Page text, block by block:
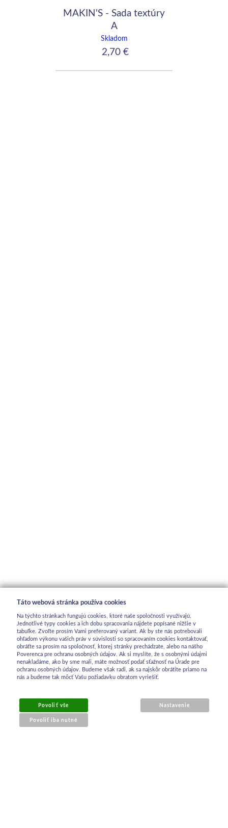
MAKIN'S - Sada textúry
A
Skladom
2,70 €
OBCHODNÉ INFORMÁCIE
Obchodné podmienky
Táto webová stránka používa cookies
Na týchto stránkach fungujú cookies, ktoré naše spoločnosti využívajú.
Jednotlivé typy cookies a ich dobu spracovania nájdete popísané nižšie v
tabuľke. Zvoľte prosím Vami preferovaný variant. Ak by ste nás potrebovali
ohľadom výkonu vašich práv v súvislosti so spracovaním cookies kontaktovať,
obráťte sa prosím na spoločnosť, ktorej stránky prechádzate, alebo na nášho
Poverenca pre ochranu osobných údajov. Ak si myslíte, že s osobnými údajmi
nenakladáme, ako by sme mali, máte možnosť podať sťažnosť na Úrade pre
ochranu osobných údajov. Budeme však radi, ak sa najskôr obrátite priamo na
nás a budeme tak môcť Vašu požiadavku obratom vyriešiť.
Povoliť vše
Povoliť iba nutné
Nastavenie